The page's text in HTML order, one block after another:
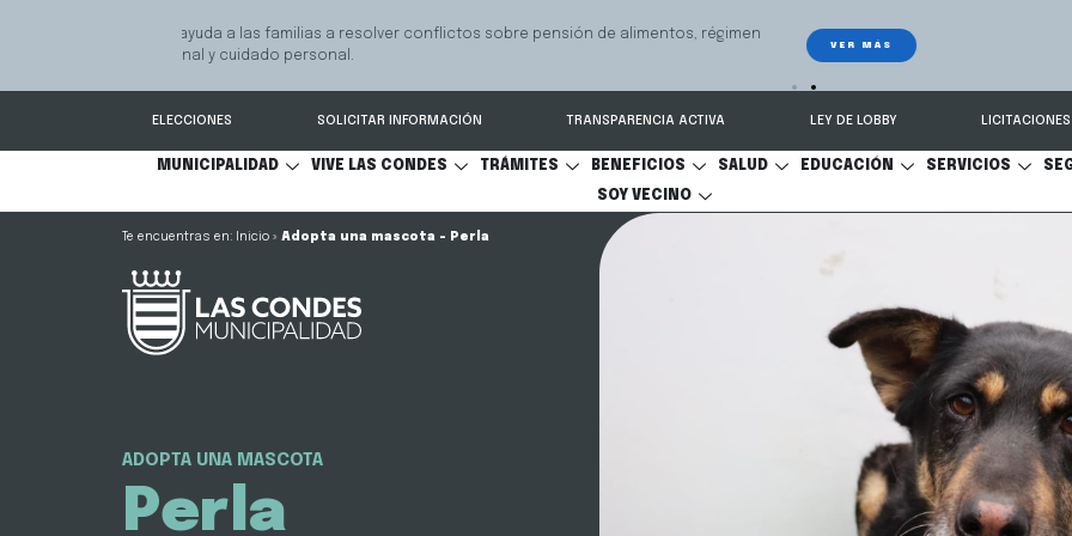
GPS Municipal – Auto
Protegido
Sistema de seguimiento y recuperación de vehículos, conectado 24/7 a Seguridad
ELECCIONES SOLICITAR INFORMACIÓN TRANSPARENCIA ACTIVA LEY DE LOBBY LICITACIONES
MUNICIPALIDAD VIVE LAS CONDES TRÁMITES BENEFICIOS SALUD EDUCACIÓN SERVICIOS
SOY VECINO
Inicio » Adopta una mascota – Perla
ADOPTA UNA MASCOTA
Perla